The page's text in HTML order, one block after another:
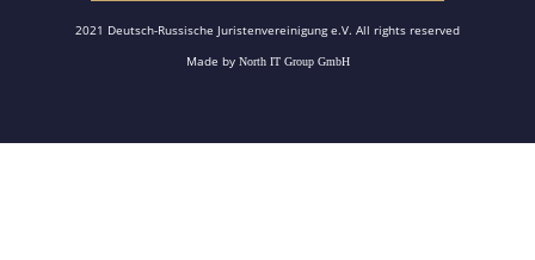
2021 Deutsch-Russische Juristenvereinigung e.V. All rights reserved
Made by North IT Group GmbH